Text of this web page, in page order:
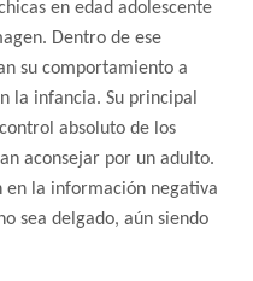
en edad adolescente
Dentro de ese
su comportamiento a
la infancia. Su principal
absoluto de los
aconsejar por un adulto.
en la información negativa
sea delgado, aún siendo